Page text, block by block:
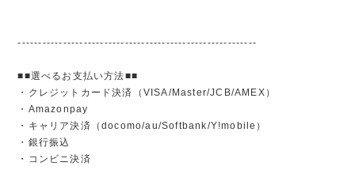
----------------------------------------------------------
■■選べるお支払い方法■■
・クレジットカード決済（VISA/Master/JCB/AMEX）
・Amazonpay
・キャリア決済（docomo/au/Softbank/Y!mobile）
・銀行振込
・コンビニ決済